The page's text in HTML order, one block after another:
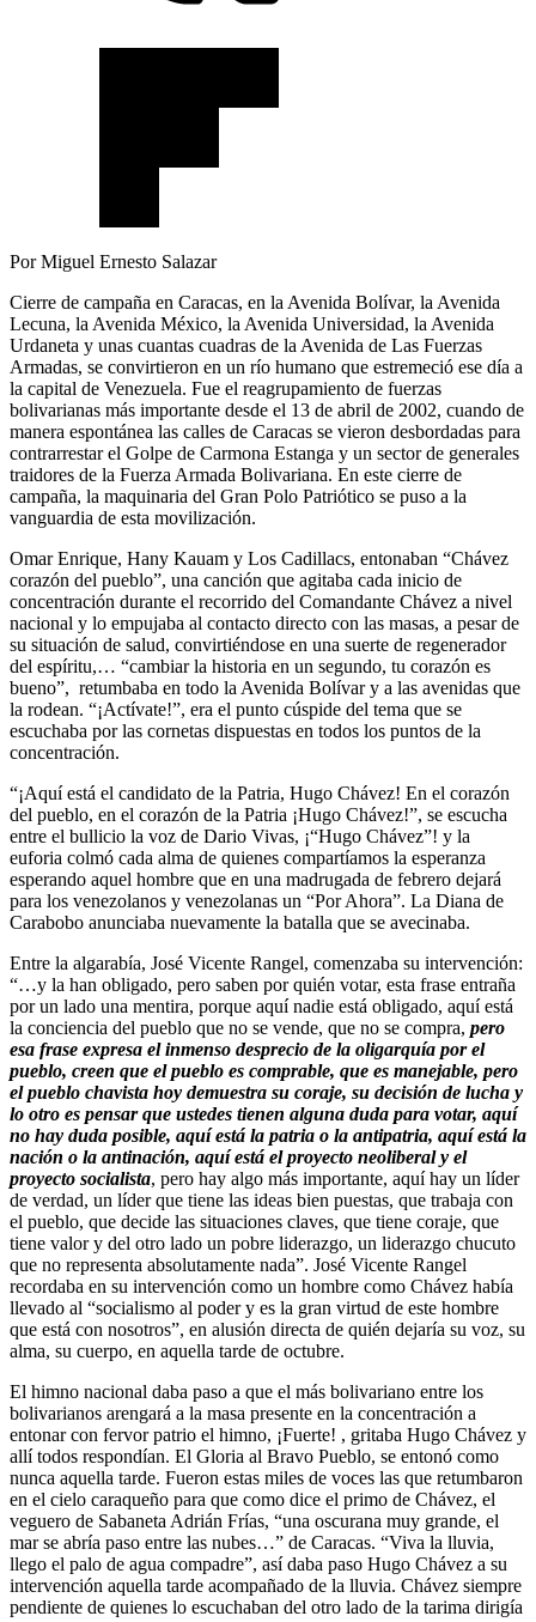
Por Miguel Ernesto Salazar
Cierre de campaña en Caracas, en la Avenida Bolívar, la Avenida
Lecuna, la Avenida México, la Avenida Universidad, la Avenida
Urdaneta y unas cuantas cuadras de la Avenida de Las Fuerzas
Armadas, se convirtieron en un río humano que estremeció ese día a
la capital de Venezuela. Fue el reagrupamiento de fuerzas
bolivarianas más importante desde el 13 de abril de 2002, cuando de
manera espontánea las calles de Caracas se vieron desbordadas para
contrarrestar el Golpe de Carmona Estanga y un sector de generales
traidores de la Fuerza Armada Bolivariana. En este cierre de
campaña, la maquinaria del Gran Polo Patriótico se puso a la
vanguardia de esta movilización.
Omar Enrique, Hany Kauam y Los Cadillacs, entonaban “Chávez
corazón del pueblo”, una canción que agitaba cada inicio de
concentración durante el recorrido del Comandante Chávez a nivel
nacional y lo empujaba al contacto directo con las masas, a pesar de
su situación de salud, convirtiéndose en una suerte de regenerador
del espíritu,… “cambiar la historia en un segundo, tu corazón es
bueno”, retumbaba en todo la Avenida Bolívar y a las avenidas que
la rodean. “¡Actívate!”, era el punto cúspide del tema que se
escuchaba por las cornetas dispuestas en todos los puntos de la
concentración.
“¡Aquí está el candidato de la Patria, Hugo Chávez! En el corazón
del pueblo, en el corazón de la Patria ¡Hugo Chávez!”, se escucha
entre el bullicio la voz de Dario Vivas, ¡“Hugo Chávez”! y la
euforia colmó cada alma de quienes compartíamos la esperanza
esperando aquel hombre que en una madrugada de febrero dejará
para los venezolanos y venezolanas un “Por Ahora”. La Diana de
Carabobo anunciaba nuevamente la batalla que se avecinaba.
Entre la algarabía, José Vicente Rangel, comenzaba su intervención:
“…y la han obligado, pero saben por quién votar, esta frase entraña
por un lado una mentira, porque aquí nadie está obligado, aquí está
la conciencia del pueblo que no se vende, que no se compra, pero
esa frase expresa el inmenso desprecio de la oligarquía por el
pueblo, creen que el pueblo es comprable, que es manejable, pero
el pueblo chavista hoy demuestra su coraje, su decisión de lucha y
lo otro es pensar que ustedes tienen alguna duda para votar, aquí
no hay duda posible, aquí está la patria o la antipatria, aquí está la
nación o la antinación, aquí está el proyecto neoliberal y el
proyecto socialista, pero hay algo más importante, aquí hay un líder
de verdad, un líder que tiene las ideas bien puestas, que trabaja con
el pueblo, que decide las situaciones claves, que tiene coraje, que
tiene valor y del otro lado un pobre liderazgo, un liderazgo chucuto
que no representa absolutamente nada”. José Vicente Rangel
recordaba en su intervención como un hombre como Chávez había
llevado al “socialismo al poder y es la gran virtud de este hombre
que está con nosotros”, en alusión directa de quién dejaría su voz, su
alma, su cuerpo, en aquella tarde de octubre.
El himno nacional daba paso a que el más bolivariano entre los
bolivarianos arengará a la masa presente en la concentración a
entonar con fervor patrio el himno, ¡Fuerte! , gritaba Hugo Chávez y
allí todos respondían. El Gloria al Bravo Pueblo, se entonó como
nunca aquella tarde. Fueron estas miles de voces las que retumbaron
en el cielo caraqueño para que como dice el primo de Chávez, el
veguero de Sabaneta Adrián Frías, “una oscurana muy grande, el
mar se abría paso entre las nubes…” de Caracas. “Viva la lluvia,
llego el palo de agua compadre”, así daba paso Hugo Chávez a su
intervención aquella tarde acompañado de la lluvia. Chávez siempre
pendiente de quienes lo escuchaban del otro lado de la tarima dirigía